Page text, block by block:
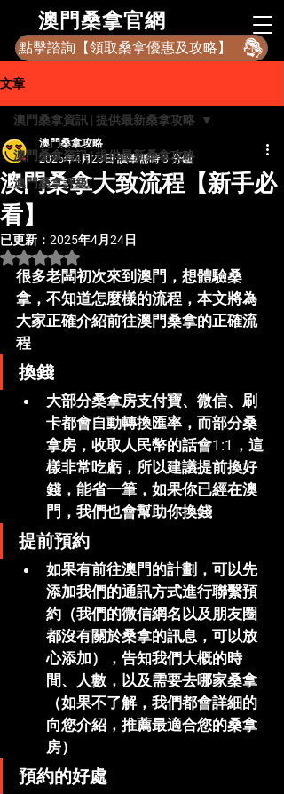
​澳門桑拿官網
點擊諮詢【領取桑拿優惠及攻略】
文章
澳門桑拿資訊 | 提供最新桑拿攻略
澳門桑拿評級
澳門桑拿資訊 | 提供最新桑拿攻略
澳門桑拿大致流程【新手必
看】
澳門桑拿攻略
2025年4月23日 讀畢需時 3 分鐘
已更新： 2025年4月24日
評等為 NaN（最高為 5 顆星）。
很多老闆初次來到澳門，想體驗桑
拿，不知道怎麼樣的流程，本文將為
大家正確介紹前往澳門桑拿的正確流
程
換錢
大部分桑拿房支付寶、微信、刷
卡都會自動轉換匯率，而部分桑
拿房，收取人民幣的話會1:1，這
樣非常吃虧，所以建議提前換好
錢，能省一筆，如果你已經在澳
門，我們也會幫助你換錢
提前預約
如果有前往澳門的計劃，可以先
添加我們的通訊方式進行聯繫預
約（我們的微信網名以及朋友圈
都沒有關於桑拿的訊息，可以放
心添加），告知我們大概的時
間、人數，以及需要去哪家桑拿
（如果不了解，我們都會詳細的
向您介紹，推薦最適合您的桑拿
房）
預約的好處